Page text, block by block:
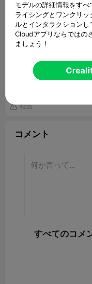
SuperPrints
291.40MB 関連
 報告
コメント
すべてのコメ
モデルの詳細情報をす
ライシングとワンクリ
ルとインタラクション
Cloudアプリならではの
ましょう！